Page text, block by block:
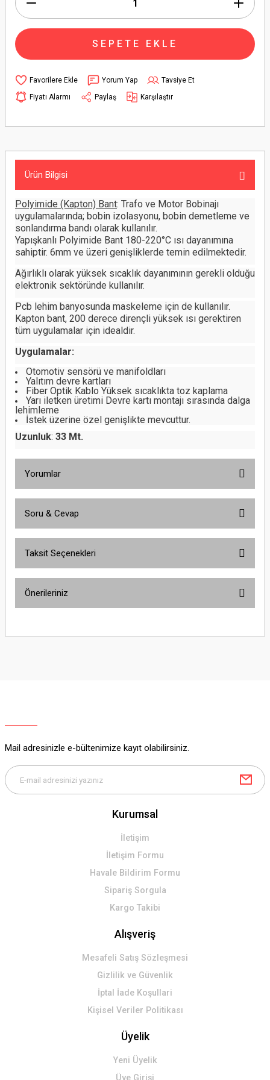
SEPETE EKLE
Yorum Yap
Tavsiye Et
Fiyatı Alarmı
Paylaş Karşılaştır
Ürün Bilgisi
Polyimide (Kapton) Bant: Trafo ve Motor Bobinajı
uygulamalarında; bobin izolasyonu, bobin demetleme ve
sonlandırma bandı olarak kullanılır.
Yapışkanlı Polyimide Bant 180-220°C ısı dayanımına
sahiptir. 6mm ve üzeri genişliklerde temin edilmektedir.
Ağırlıklı olarak yüksek sıcaklık dayanımının gerekli olduğu
elektronik sektöründe kullanılır.
Pcb lehim banyosunda maskeleme için de kullanılır.
Kapton bant, 200 derece dirençli yüksek ısı gerektiren
tüm uygulamalar için idealdir.
Uygulamalar:
Otomotiv sensörü ve manifoldları
Yalıtım devre kartları
Fiber Optik Kablo Yüksek sıcaklıkta toz kaplama
Yarı iletken üretimi Devre kartı montajı sırasında dalga
lehimleme
İstek üzerine özel genişlikte mevcuttur.
Uzunluk: 33 Mt.
Yorumlar
Soru & Cevap
Taksit Seçenekleri
Önerileriniz
yetersiz gördüğünüz noktaları öneri formunu kullanarak tarafımıza
Bu ürüne benzer farklı alternatifler olmalı.
Gönder
Mail adresinizle e-bültenimize kayıt olabilirsiniz.
Kurumsal
İletişim
İletişim Formu
Havale Bildirim Formu
Sipariş Sorgula
Kargo Takibi
Alışveriş
Mesafeli Satış Sözleşmesi
Gizlilik ve Güvenlik
İptal İade Koşullari
Kişisel Veriler Politikası
Üyelik
Yeni Üyelik
Üye Girişi